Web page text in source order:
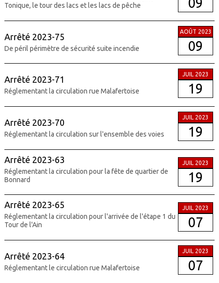
Tonique, le tour des lacs et les lacs de pêche
09
Arrêté 2023-75
De péril périmètre de sécurité suite incendie
AOÛT 2023
09
Arrêté 2023-71
Réglementant la circulation rue Malafertoise
JUIL 2023
19
Arrêté 2023-70
Réglementant la circulation sur l'ensemble des voies
JUIL 2023
19
Arrêté 2023-63
Réglementant la circulation pour la fête de quartier de
Bonnard
JUIL 2023
19
Arrêté 2023-65
Réglementant la circulation pour l'arrivée de l'étape 1 du
Tour de l'Ain
JUIL 2023
07
Arrêté 2023-64
Réglementant le circulation rue Malafertoise
JUIL 2023
07